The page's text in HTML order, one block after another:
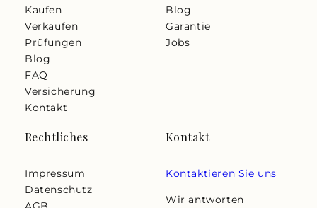
Kaufen
Verkaufen
Prüfungen
Blog
FAQ
Versicherung
Kontakt
Blog
Garantie
Jobs
Rechtliches
Impressum
Datenschutz
Kontakt
Kontaktieren Sie uns
Wir antworten